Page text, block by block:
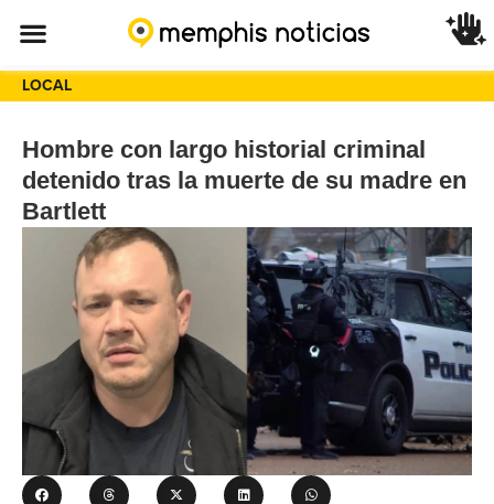
LOCAL
Hombre con largo historial criminal
detenido tras la muerte de su madre en
Bartlett